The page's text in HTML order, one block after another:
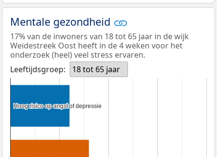
Mentale gezondheid
17% van de inwoners van 18 tot 65 jaar in de wijk
Weidestreek Oost heeft in de 4 weken voor het
onderzoek (heel) veel stress ervaren.
Leeftijdsgroep:
18 tot 65 jaar
Hoog risico op angst of depressie
Hoog risico op angst of depressie